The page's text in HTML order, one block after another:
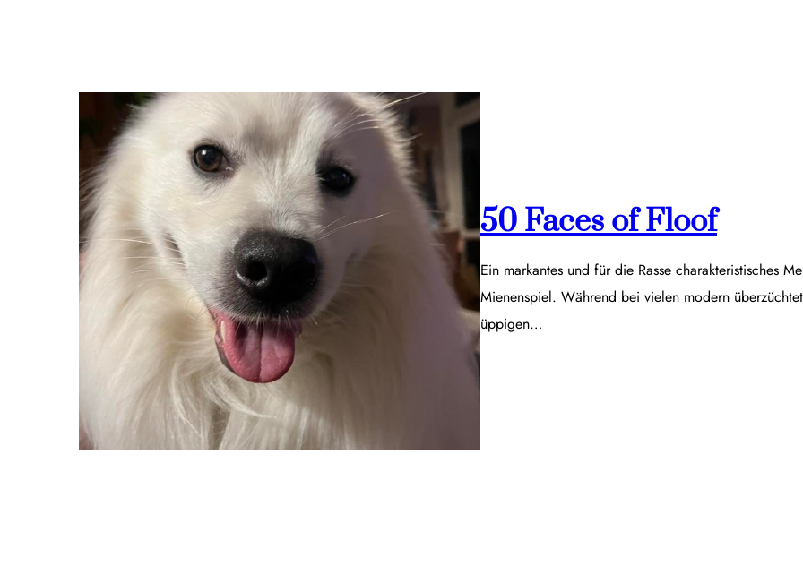
50 Faces of Floof
Ein markantes und für die Rasse charakteristisches
Mienenspiel. Während bei vielen modern
üppigen…